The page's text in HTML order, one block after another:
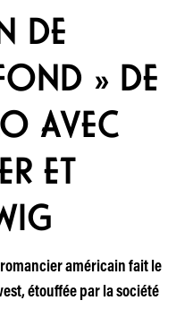
DE
» DE
AVEC
ET
américain fait le
étouffée par la société